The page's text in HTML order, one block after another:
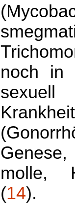
noch in
sexuell
molle,
(14).